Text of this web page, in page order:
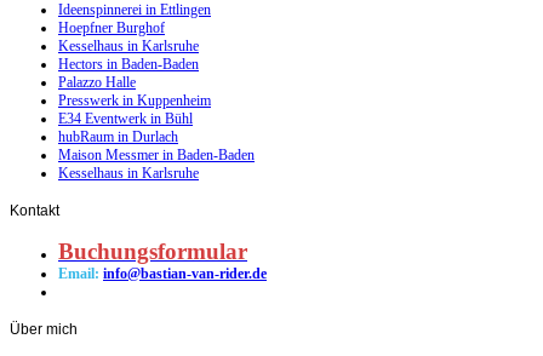
Ideenspinnerei in Ettlingen
Hoepfner Burghof
Kesselhaus in Karlsruhe
Hectors in Baden-Baden
Palazzo Halle
Presswerk in Kuppenheim
E34 Eventwerk in Bühl
hubRaum in Durlach
Maison Messmer in Baden-Baden
Kesselhaus in Karlsruhe
Kontakt
Buchungsformular
Email: info@bastian-van-rider.de
Über mich